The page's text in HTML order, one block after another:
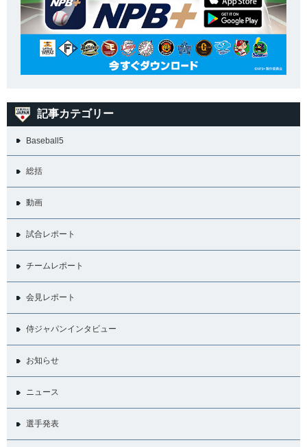
記事カテゴリー
Baseball5
総括
動画
試合レポート
チームレポート
会見レポート
侍ジャパンインタビュー
お知らせ
ニュース
選手発表